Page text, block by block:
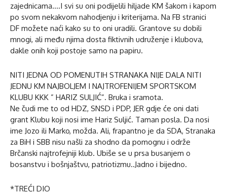
zajednicama….I svi su oni podijelili hiljade KM šakom i kapom
po svom nekakvom nahodjenju i kriterijama. Na FB stranici
DF možete naći kako su to oni uradili. Grantove su dobili
mnogi, ali među njima dosta fiktivnih udruženje i klubova,
dakle onih koji postoje samo na papiru.
NITI JEDNA OD POMENUTIH STRANAKA NIJE DALA NITI
JEDNU KM NAJBOLJEM I NAJTROFENIJEM SPORTSKOM
KLUBU KKK ” HARIZ SULJIĆ”. Bruka i sramota.
Ne čudi me to od HDZ, SNSD i PDP, JER gdje će oni dati
grant Klubu koji nosi ime Hariz Suljić. Taman posla. Da nosi
ime Jozo ili Marko, možda. Ali, frapantno je da SDA, Stranaka
za BiH i SBB nisu našli za shodno da pomognu i održe
Brčanski najtrofejniji klub. Ubiše se u prsa busanjem o
bosanstvu i bošnjaštvu, patriotizmu..Jadno i bijedno.
*TREĆI DIO